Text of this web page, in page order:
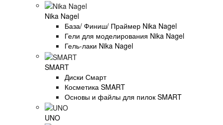
Nika Nagel
База/ Финиш/ Праймер Nika Nagel
Гели для моделирования Nika Nagel
Гель-лаки Nika Nagel
SMART
Диски Смарт
Косметика SMART
Основы и файлы для пилок SMART
UNO